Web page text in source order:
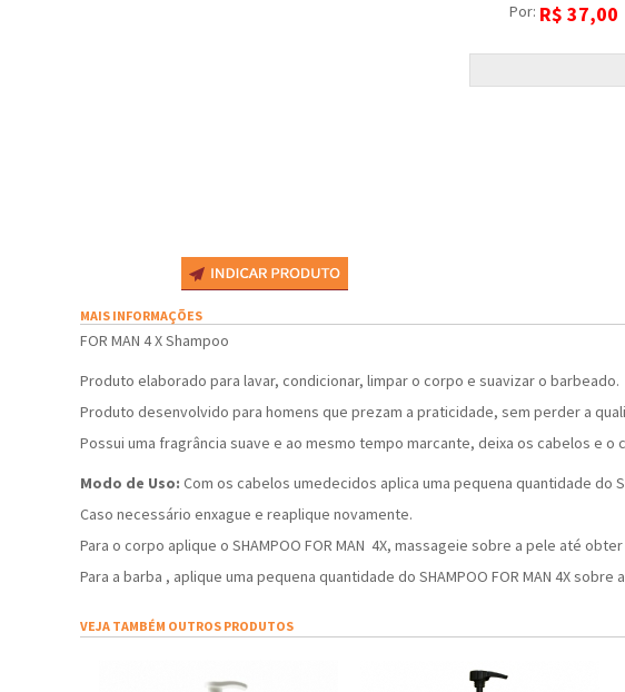
Por: R$ 37,00
MAIS INFORMAÇÕES
FOR MAN 4 X Shampoo
Produto elaborado para lavar, condicionar, limpar o corpo e suavizar o barbeado.
Produto desenvolvido para homens que prezam a praticidade, sem perder a
Possui uma fragrância suave e ao mesmo tempo marcante, deixa os cabelos e
Modo de Uso: Com os cabelos umedecidos aplica uma pequena quantidade do
Caso necessário enxague e reaplique novamente.
Para o corpo aplique o SHAMPOO FOR MAN 4X, massageie sobre a pele até
Para a barba , aplique uma pequena quantidade do SHAMPOO FOR MAN 4X
VEJA TAMBÉM OUTROS PRODUTOS